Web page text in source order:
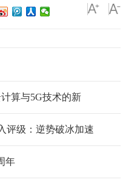
算与5G技术的新
评级：逆势破冰加速
年